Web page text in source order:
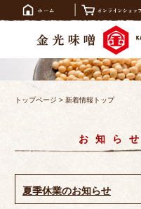
トップページ > 新着情報トップ
お知らせ
夏季休業のお知らせ